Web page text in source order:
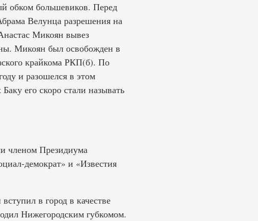
обком большевиков. Перед
Велунца разрешения на
Микоян вывез
Микоян был освобожден в
крайкома РКП(б). По
и разошелся в этом
его скоро стали называть
членом Президиума
демократ» и «Известия
в город в качестве
Нижегородским губкомом.